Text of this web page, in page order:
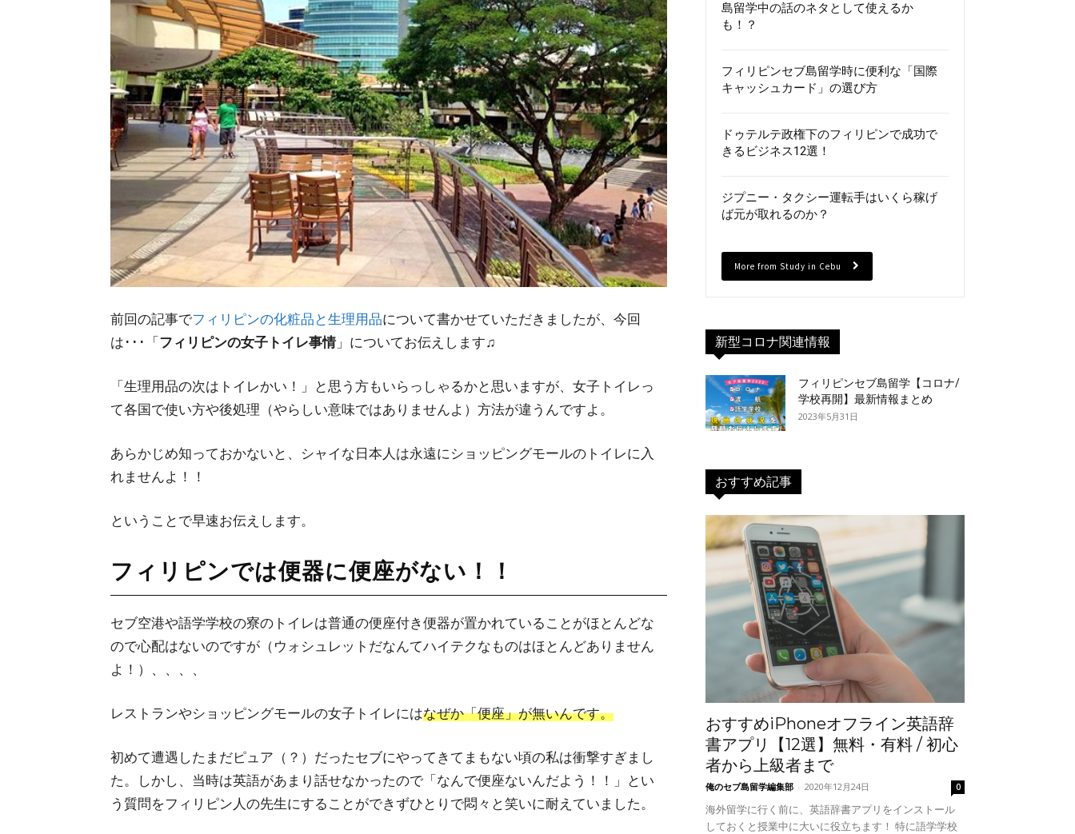
前回の記事でフィリピンの化粧品と生理用品について書かせていただきましたが、今回
は･･･「フィリピンの女子トイレ事情」についてお伝えします♫
「生理用品の次はトイレかい！」と思う方もいらっしゃるかと思いますが、女子トイレっ
て各国で使い方や後処理（やらしい意味ではありませんよ）方法が違うんですよ。
あらかじめ知っておかないと、シャイな日本人は永遠にショッピングモールのトイレに入
れませんよ！！
ということで早速お伝えします。
フィリピンでは便器に便座がない！！
セブ空港や語学学校の寮のトイレは普通の便座付き便器が置かれていることがほとんどな
ので心配はないのですが（ウォシュレットだなんてハイテクなものはほとんどありません
よ！）、、、、
レストランやショッピングモールの女子トイレにはなぜか「便座」が無いんです。
初めて遭遇したまだピュア（？）だったセブにやってきてまもない頃の私は衝撃すぎまし
た。しかし、当時は英語があまり話せなかったので「なんで便座ないんだよう！！」とい
う質問をフィリピン人の先生にすることができずひとりで悶々と笑いに耐えていました。
島留学中の話のネタとして使えるか
も！？
フィリピンセブ島留学時に便利な「国際
キャッシュカード」の選び方
ドゥテルテ政権下のフィリピンで成功で
きるビジネス12選！
ジプニー・タクシー運転手はいくら稼げ
ば元が取れるのか？
More from Study in Cebu
新型コロナ関連情報
フィリピンセブ島留学【コロナ/
学校再開】最新情報まとめ
2023年5月31日
おすすめ記事
おすすめiPhoneオフライン英語辞
書アプリ【12選】無料・有料 / 初心
者から上級者まで
俺のセブ島留学編集部 - 2020年12月24日 0
海外留学に行く前に、英語辞書アプリをインストール
しておくと授業中に大いに役立ちます！ 特に語学学校